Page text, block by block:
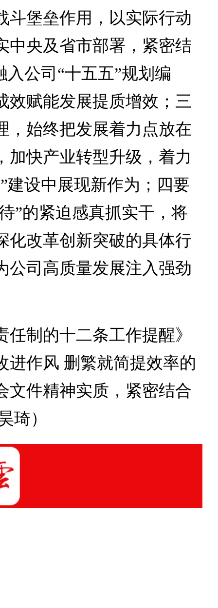
斗堡垒作用，以实际行动
中央及省市部署，紧密结
公司“十五五”规划编
效赋能发展提质增效；三
，始终把发展着力点放在
加快产业转型升级，着力
建设中展现新作为；四要
”的紧迫感真抓实干，将
化改革创新突破的具体行
公司高质量发展注入强劲
制的十二条工作提醒》
进作风 删繁就简提效率的
文件精神实质，紧密结合
琦）